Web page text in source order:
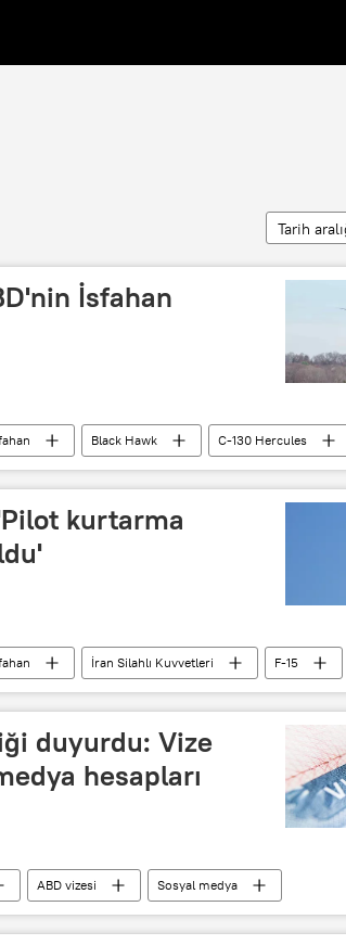
Tarih
İsfahan
Black Hawk
C-130 Hercules
kurtarma
İran Silahlı Kuvvetleri
F-15
duyurdu: Vize
hesapları
ABD vizesi
Sosyal medya
Amerika uygulama X